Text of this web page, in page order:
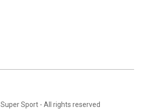
Super Sport- All rights reserved